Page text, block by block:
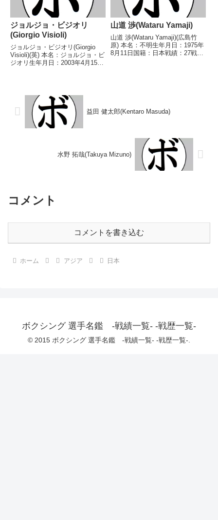
ジョルジョ・ビジオリ
(Giorgio Visioli)
ジョルジョ・ビジオリ(Giorgio
Visioli)(英) 本名：ジョルジョ・ビ
ジオリ生年月日：2003年4月15日
権ライト級優勝(アマチュア)...
山道 渉(Wataru Yamaji)
山道 渉(Wataru Yamaji)(広島竹
原) 本名：不明生年月日：1975年
8月11日国籍：日本戦績：27戦18
益田 健太郎(Kentaro Masuda)
水野 拓哉(Takuya Mizuno)
コメント
コメントを書き込む
ホーム アジア 日本
ボクシング 選手名鑑 -戦績一覧- -戦歴一覧-
© 2015 ボクシング 選手名鑑 -戦績一覧- -戦歴一覧-.